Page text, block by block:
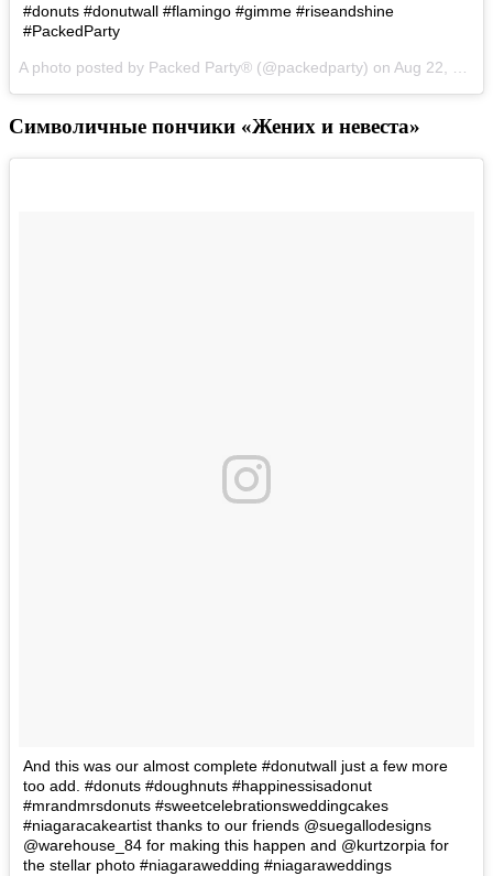
#donuts #donutwall #flamingo #gimme #riseandshine
#PackedParty
A photo posted by Packed Party® (@packedparty) on Aug 22, 2015 at 8:45am PDT
Символичные пончики «Жених и невеста»
And this was our almost complete #donutwall just a few more
too add. #donuts #doughnuts #happinessisadonut
#mrandmrsdonuts #sweetcelebrationsweddingcakes
#niagaracakeartist thanks to our friends @suegallodesigns
@warehouse_84 for making this happen and @kurtzorpia for
the stellar photo #niagarawedding #niagaraweddings